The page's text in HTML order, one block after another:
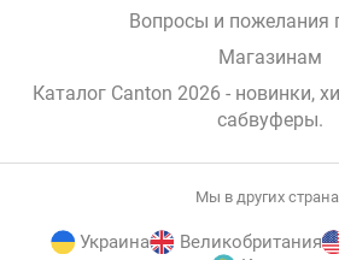
с
т
Г
Вопросы и пожелания
Магазинам
Каталог Canton 2026 - новинки,
сабвуферы.
Мы в других
Украина Великобритания